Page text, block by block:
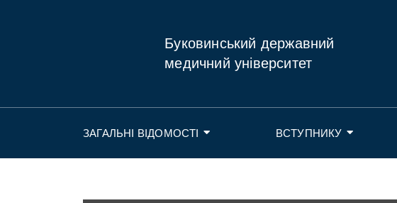
Буковинський державний
медичний університет
ЗАГАЛЬНІ ВІДОМОСТІ ВСТУПНИКУ